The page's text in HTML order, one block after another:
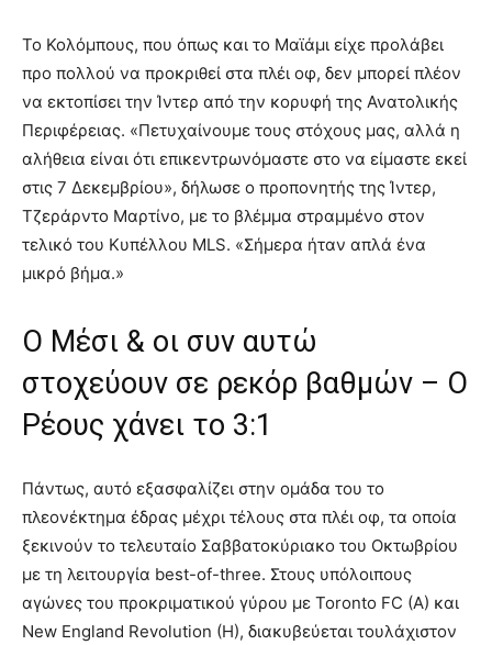
Το Κολόμπους, που όπως και το Μαϊάμι είχε προλάβει
προ πολλού να προκριθεί στα πλέι οφ, δεν μπορεί πλέον
να εκτοπίσει την Ίντερ από την κορυφή της Ανατολικής
Περιφέρειας. «Πετυχαίνουμε τους στόχους μας, αλλά η
αλήθεια είναι ότι επικεντρωνόμαστε στο να είμαστε εκεί
στις 7 Δεκεμβρίου», δήλωσε ο προπονητής της Ίντερ,
Τζεράρντο Μαρτίνο, με το βλέμμα στραμμένο στον
τελικό του Κυπέλλου MLS. «Σήμερα ήταν απλά ένα
μικρό βήμα.»
Ο Μέσι & οι συν αυτώ
στοχεύουν σε ρεκόρ βαθμών – Ο
Ρέους χάνει το 3:1
Πάντως, αυτό εξασφαλίζει στην ομάδα του το
πλεονέκτημα έδρας μέχρι τέλους στα πλέι οφ, τα οποία
ξεκινούν το τελευταίο Σαββατοκύριακο του Οκτωβρίου
με τη λειτουργία best-of-three. Στους υπόλοιπους
αγώνες του προκριματικού γύρου με Toronto FC (A) και
New England Revolution (H), διακυβεύεται τουλάχιστον